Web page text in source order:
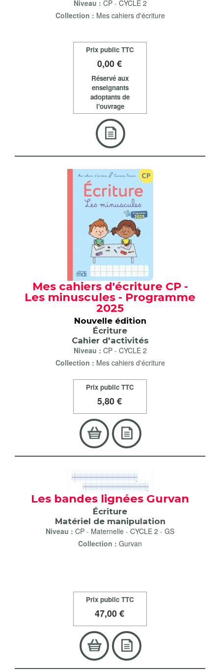
Niveau : CP- CYCLE 2
Collection : Mes cahiers d'écriture
Prix public TTC
0,00 €
Réservé aux
enseignants
adoptants de
l'ouvrage
Mes cahiers d'écriture CP -
Les minuscules - Programme
2025
Nouvelle édition
Écriture
Cahier d'activités
Niveau : CP- CYCLE 2
Collection : Mes cahiers d'écriture
Prix public TTC
5,80 €
Les bandes lignées Gurvan
Écriture
Matériel de manipulation
Niveau : CP - Maternelle - CYCLE 2 - GS
Collection : Gurvan
Prix public TTC
47,00 €